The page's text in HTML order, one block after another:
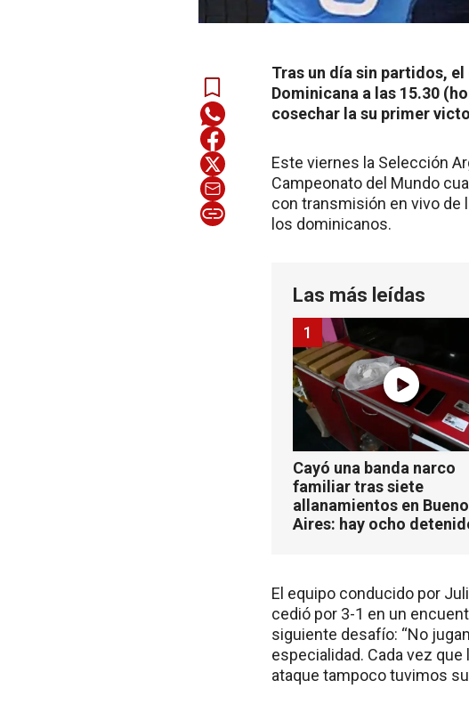
Tras un día sin partidos,
Dominicana a las 15.30
cosechar la su primer
Este viernes la Selección
Campeonato del Mundo
con transmisión en vivo de
los dominicanos.
Las más leídas
Cayó una banda narco
familiar tras siete
allanamientos en
Aires: hay ocho
1
El equipo conducido por
cedió por 3-1 en un
siguiente desafío: “No
especialidad. Cada vez
ataque tampoco tuvimos